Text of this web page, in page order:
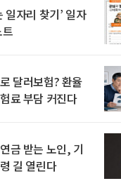
일자리 찾기’ 일자
달러보험? 환율
료 부담 커진다
금 받는 노인, 기
길 열린다